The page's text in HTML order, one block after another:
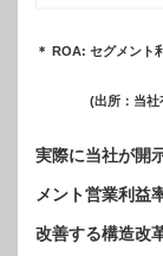
＊ ROA: セグメント
(出所：当
実際に当社が開
メント営業利益
改善する構造改